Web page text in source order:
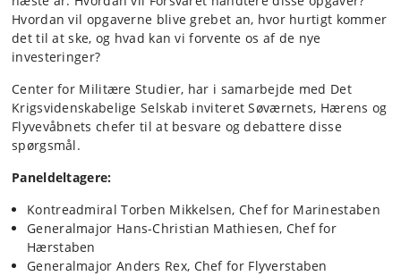
Hvordan vil opgaverne blive grebet an, hvor hurtigt kommer
det til at ske, og hvad kan vi forvente os af de nye
investeringer?
Center for Militære Studier, har i samarbejde med Det
Krigsvidenskabelige Selskab inviteret Søværnets, Hærens og
Flyvevåbnets chefer til at besvare og debattere disse
spørgsmål.
Paneldeltagere:
Kontreadmiral Torben Mikkelsen, Chef for Marinestaben
Generalmajor Hans-Christian Mathiesen, Chef for
Hærstaben
Generalmajor Anders Rex, Chef for Flyverstaben